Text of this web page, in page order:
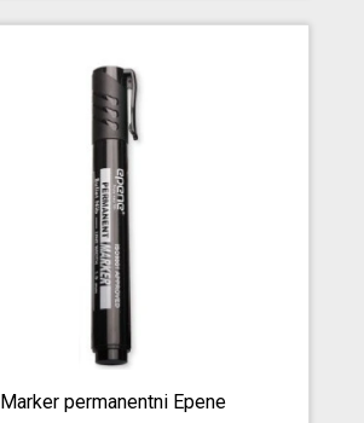
Marker permanentni Epene